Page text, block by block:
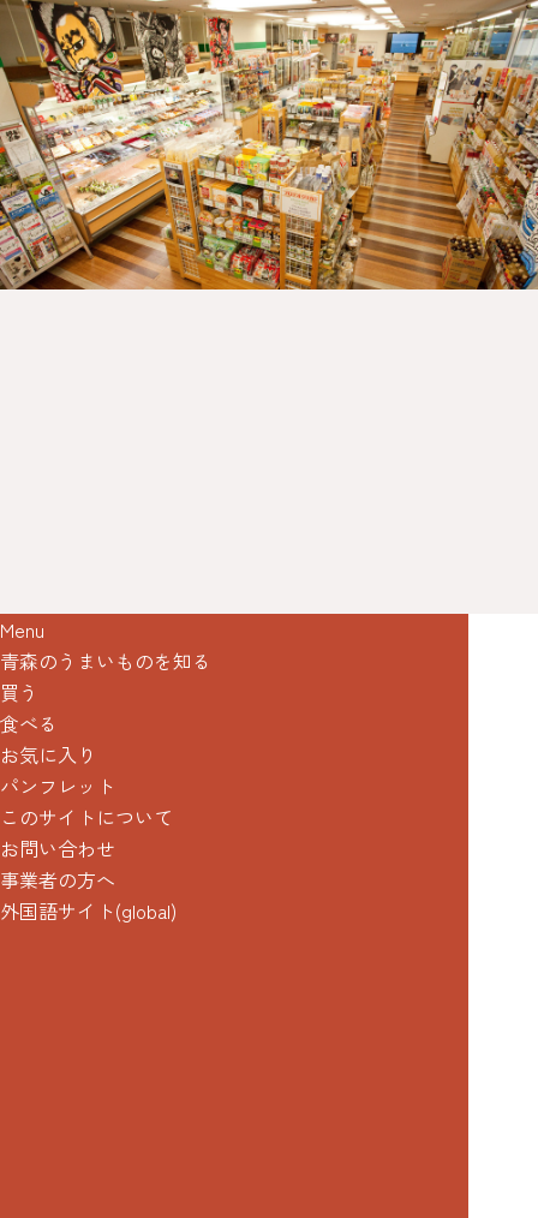
Menu
青森のうまいものを知る
買う
食べる
お気に入り
パンフレット
このサイトについて
お問い合わせ
事業者の方へ
外国語サイト(global)